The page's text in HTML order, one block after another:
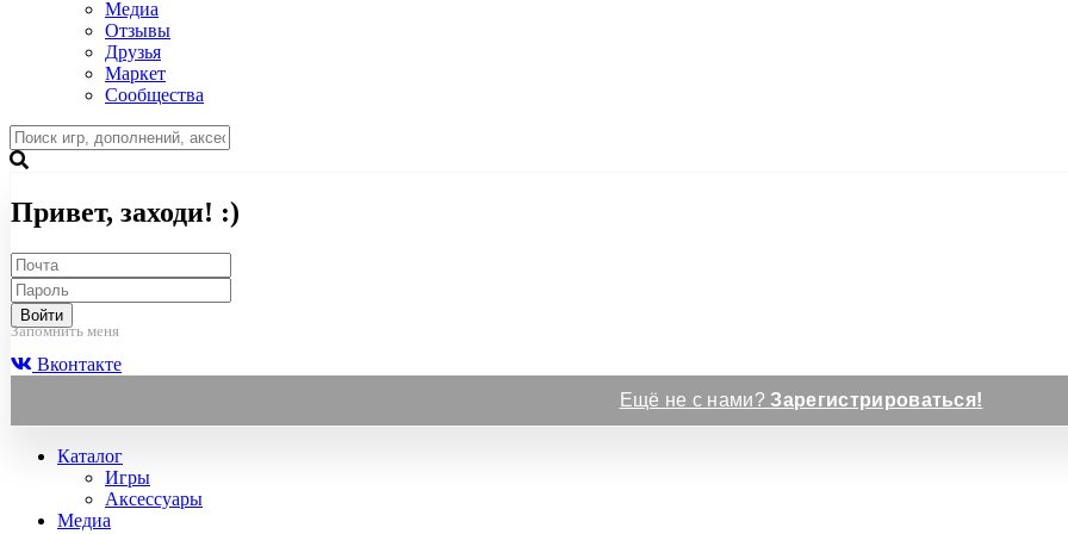
Медиа
Отзывы
Друзья
Маркет
Сообщества
Привет, заходи! :)
Войти
Запомнить меня
Вконтакте
Ещё не с нами?Зарегистрироваться!
Каталог
Игры
Аксессуары
Медиа